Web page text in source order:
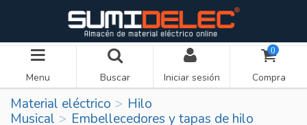
Menu Buscar Iniciar sesión
0
Compra
Material eléctrico
Hilo
Musical
Embellecedores y tapas de hilo